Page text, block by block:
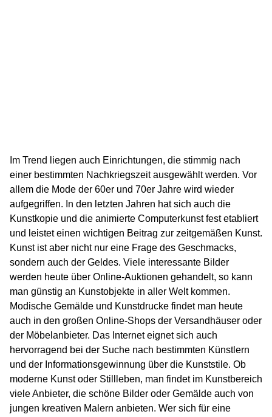
Im Trend liegen auch Einrichtungen, die stimmig nach
einer bestimmten Nachkriegszeit ausgewählt werden. Vor
allem die Mode der 60er und 70er Jahre wird wieder
aufgegriffen. In den letzten Jahren hat sich auch die
Kunstkopie und die animierte Computerkunst fest etabliert
und leistet einen wichtigen Beitrag zur zeitgemäßen Kunst.
Kunst ist aber nicht nur eine Frage des Geschmacks,
sondern auch der Geldes. Viele interessante Bilder
werden heute über Online-Auktionen gehandelt, so kann
man günstig an Kunstobjekte in aller Welt kommen.
Modische Gemälde und Kunstdrucke findet man heute
auch in den großen Online-Shops der Versandhäuser oder
der Möbelanbieter. Das Internet eignet sich auch
hervorragend bei der Suche nach bestimmten Künstlern
und der Informationsgewinnung über die Kunststile. Ob
moderne Kunst oder Stillleben, man findet im Kunstbereich
viele Anbieter, die schöne Bilder oder Gemälde auch von
jungen kreativen Malern anbieten. Wer sich für eine